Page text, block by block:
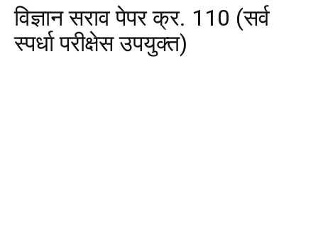
विज्ञान सराव पेपर क्र. 110 (सर्व
स्पर्धा परीक्षेस उपयुक्त)